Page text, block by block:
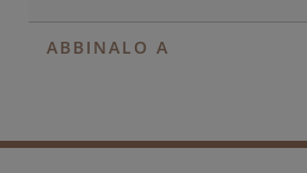
ABBINALO A